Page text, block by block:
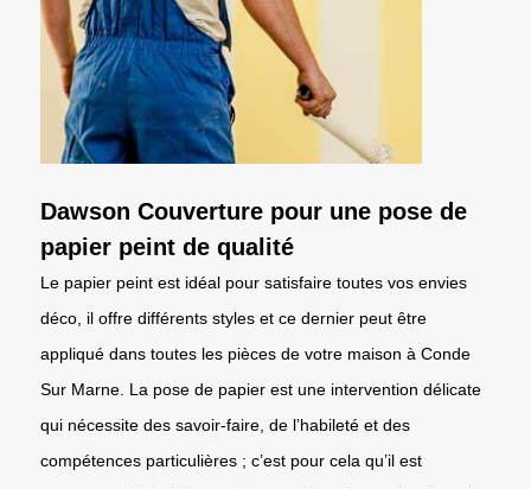
Dawson Couverture pour une pose de
papier peint de qualité
Le papier peint est idéal pour satisfaire toutes vos envies
déco, il offre différents styles et ce dernier peut être
appliqué dans toutes les pièces de votre maison à Conde
Sur Marne. La pose de papier est une intervention délicate
qui nécessite des savoir-faire, de l’habileté et des
compétences particulières ; c’est pour cela qu’il est